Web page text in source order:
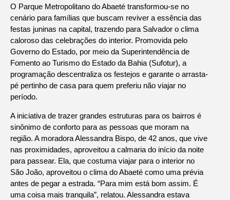
O Parque Metropolitano do Abaeté transformou-se no
cenário para famílias que buscam reviver a essência das
festas juninas na capital, trazendo para Salvador o clima
caloroso das celebrações do interior. Promovida pelo
Governo do Estado, por meio da Superintendência de
Fomento ao Turismo do Estado da Bahia (Sufotur), a
programação descentraliza os festejos e garante o arrasta-
pé pertinho de casa para quem preferiu não viajar no
período.
A iniciativa de trazer grandes estruturas para os bairros é
sinônimo de conforto para as pessoas que moram na
região. A moradora Alessandra Bispo, de 42 anos, que vive
nas proximidades, aproveitou a calmaria do início da noite
para passear. Ela, que costuma viajar para o interior no
São João, aproveitou o clima do Abaeté como uma prévia
antes de pegar a estrada. “Para mim está bom assim. É
uma coisa mais tranquila”, relatou. Alessandra estava